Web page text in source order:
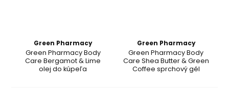
Green Pharmacy
Green Pharmacy Body
Care Bergamot & Lime
olej do kúpeľa
Green Pharmacy
Green Pharmacy Body
Care Shea Butter & Green
Coffee sprchový gél